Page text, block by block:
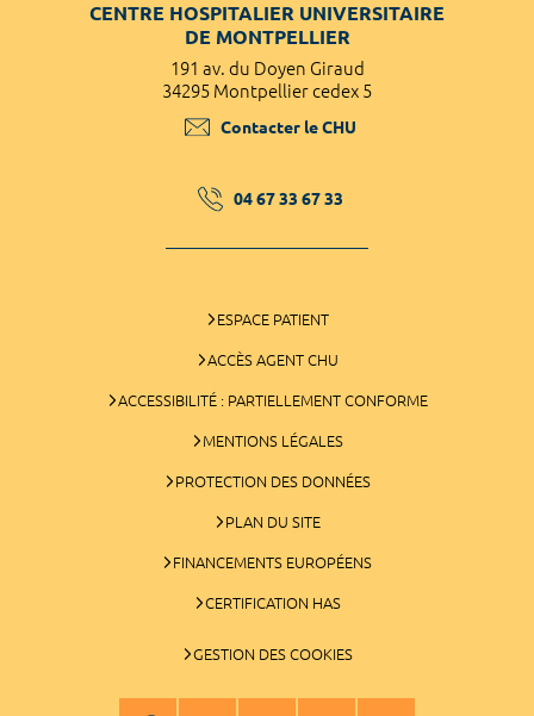
CENTRE HOSPITALIER UNIVERSITAIRE
DE MONTPELLIER
191 av. du Doyen Giraud
34295 Montpellier cedex 5
Contacter le CHU
04 67 33 67 33
ESPACE PATIENT
ACCÈS AGENT CHU
ACCESSIBILITÉ : PARTIELLEMENT CONFORME
MENTIONS LÉGALES
PROTECTION DES DONNÉES
PLAN DU SITE
FINANCEMENTS EUROPÉENS
CERTIFICATION HAS
GESTION DES COOKIES